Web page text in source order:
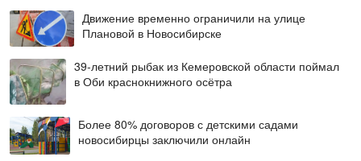
Движение временно ограничили на улице
Плановой в Новосибирске
39-летний рыбак из Кемеровской области поймал
в Оби краснокнижного осётра
Более 80% договоров с детскими садами
новосибирцы заключили онлайн